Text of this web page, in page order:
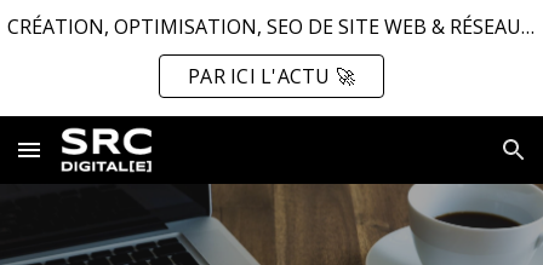
CRÉATION, OPTIMISATION, SEO DE SITE WEB & RÉSEAUX SOCIAUX ...
PAR ICI L'ACTU 🚀